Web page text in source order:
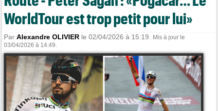
WorldTour est trop petit pour lui»
ParAlexandre OLIVIER le 02/04/2026 à 15:19.
Mis à jour le
03/04/2026 à 14:49.